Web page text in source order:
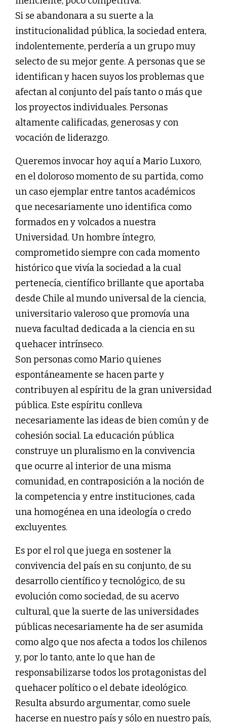
Si se abandonara a su suerte a la
institucionalidad pública, la sociedad entera,
indolentemente, perdería a un grupo muy
selecto de su mejor gente. A personas que se
identifican y hacen suyos los problemas que
afectan al conjunto del país tanto o más que
los proyectos individuales. Personas
altamente calificadas, generosas y con
vocación de liderazgo.
Queremos invocar hoy aquí a Mario Luxoro,
en el doloroso momento de su partida, como
un caso ejemplar entre tantos académicos
que necesariamente uno identifica como
formados en y volcados a nuestra
Universidad. Un hombre íntegro,
comprometido siempre con cada momento
histórico que vivía la sociedad a la cual
pertenecía, científico brillante que aportaba
desde Chile al mundo universal de la ciencia,
universitario valeroso que promovía una
nueva facultad dedicada a la ciencia en su
quehacer intrínseco.
Son personas como Mario quienes
espontáneamente se hacen parte y
contribuyen al espíritu de la gran universidad
pública. Este espíritu conlleva
necesariamente las ideas de bien común y de
cohesión social. La educación pública
construye un pluralismo en la convivencia
que ocurre al interior de una misma
comunidad, en contraposición a la noción de
la competencia y entre instituciones, cada
una homogénea en una ideología o credo
excluyentes.
Es por el rol que juega en sostener la
convivencia del país en su conjunto, de su
desarrollo científico y tecnológico, de su
evolución como sociedad, de su acervo
cultural, que la suerte de las universidades
públicas necesariamente ha de ser asumida
como algo que nos afecta a todos los chilenos
y, por lo tanto, ante lo que han de
responsabilizarse todos los protagonistas del
quehacer político o el debate ideológico.
Resulta absurdo argumentar, como suele
hacerse en nuestro país y sólo en nuestro país,